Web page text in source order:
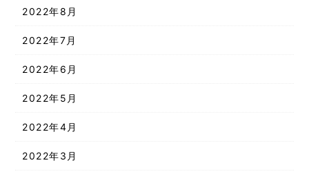
2022年8月
2022年7月
2022年6月
2022年5月
2022年4月
2022年3月